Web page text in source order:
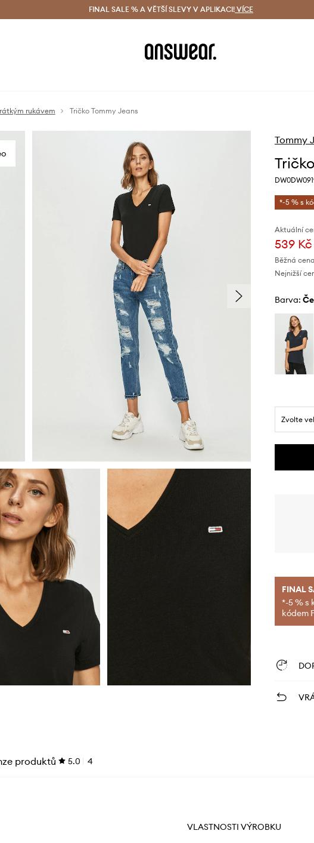
Doručení a vrácení zdarma (od 1800 Kč) Doručení i do 24 h
FINAL SALE % A VĚTŠÍ SLEVY V APLIKACI! VÍCE
rukávem Tričko Tommy Jeans
Tommy
*-5 % s
Aktuální
539 Kč
Běžná
Nejnižší
Barva:
Zvolte
FINAL
*-5 % s
kódem
produktů 5.0 4
VLASTNOSTI VÝROBKU